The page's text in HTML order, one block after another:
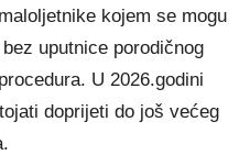
kojem se mogu
uputnice porodičnog
U 2026.godini
doprijeti do još većeg